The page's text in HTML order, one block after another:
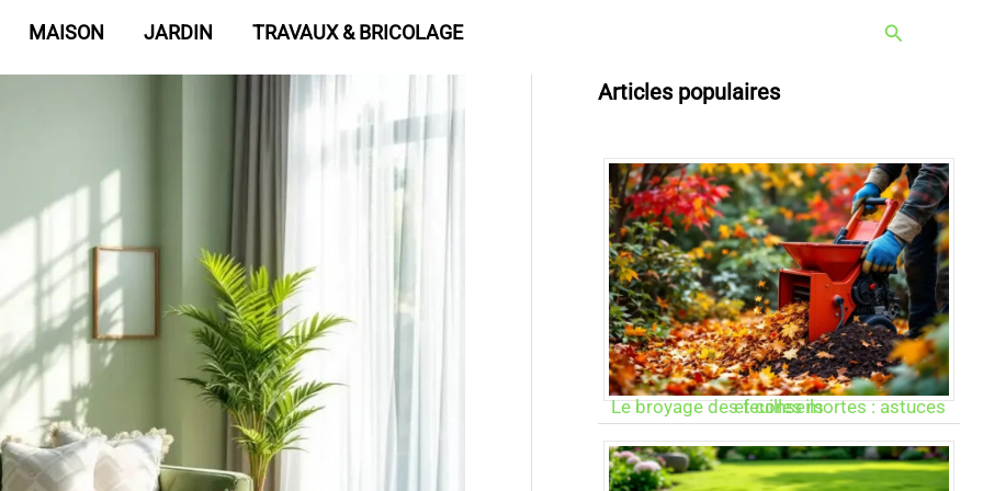
MAISON JARDIN TRAVAUX & BRICOLAGE Rechercher
Articles populaires
Le broyage des feuilles mortes : astuces et conseils